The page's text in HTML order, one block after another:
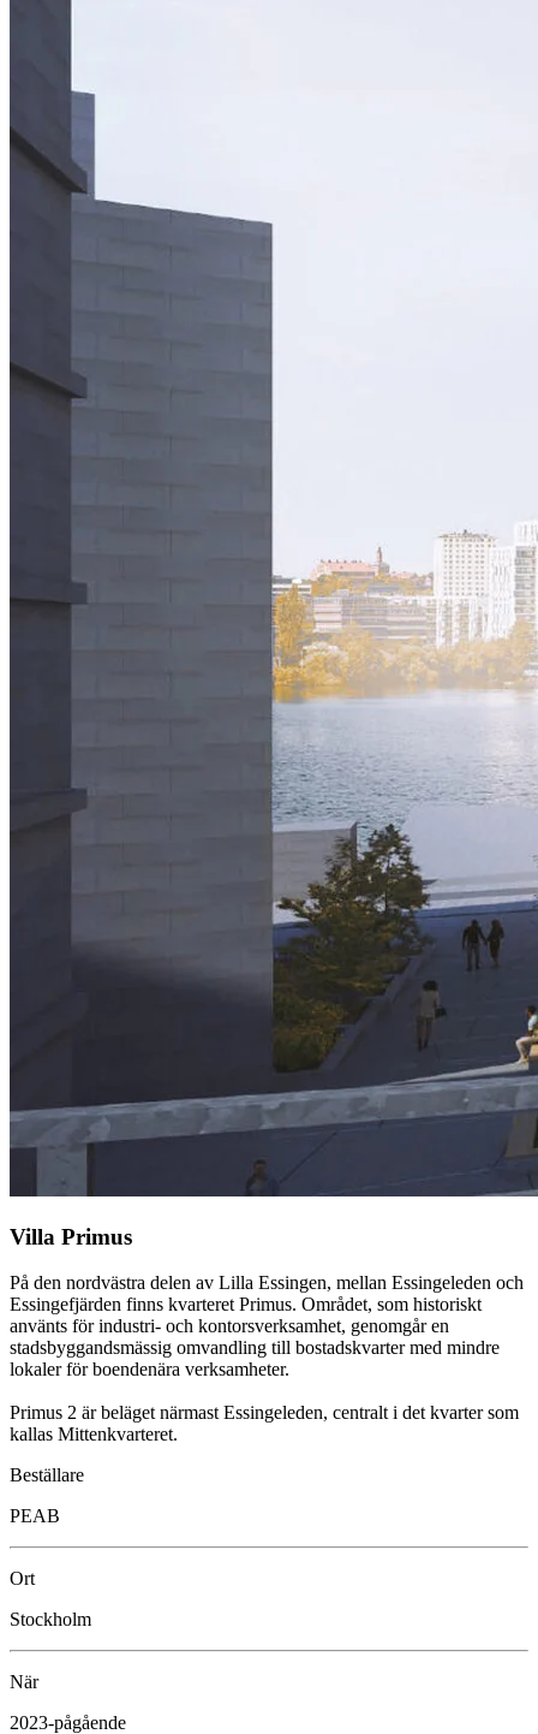
Villa Primus
På den nordvästra delen av Lilla Essingen, mellan Essingeleden och
Essingefjärden finns kvarteret Primus. Området, som historiskt
använts för industri- och kontorsverksamhet, genomgår en
stadsbyggandsmässig omvandling till bostadskvarter med mindre
lokaler för boendenära verksamheter.
Primus 2 är beläget närmast Essingeleden, centralt i det kvarter som
kallas Mittenkvarteret.
Beställare
PEAB
Ort
Stockholm
När
2023-pågående